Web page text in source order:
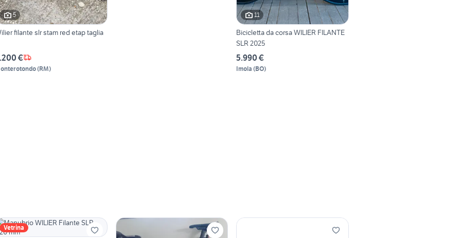
5
filante slr stam red etap taglia
€
(RM)
11
Bicicletta da corsa WILIER FILANTE
SLR 2025
5.990 €
Imola (BO)
Vetrina